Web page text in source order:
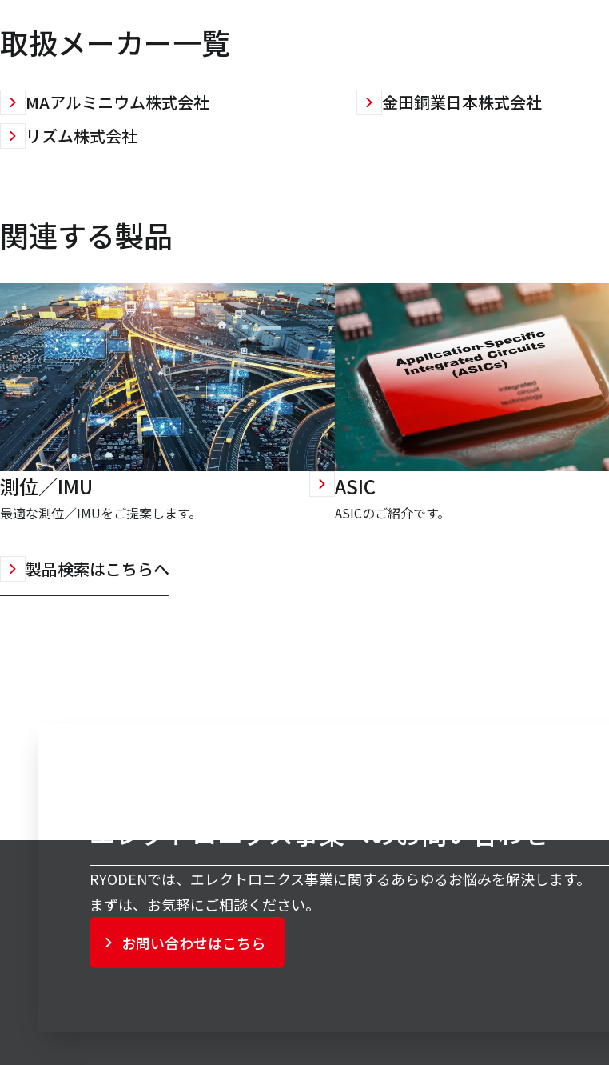
取扱メーカー一覧
MAアルミニウム株式会社 金田銅業日本株式会社
リズム株式会社
関連する製品
測位／IMU
最適な測位／IMUをご提案します。
ASIC
ASICのご紹介です。
製品検索はこちらへ
エレクトロニクス事業へのお問い合わせ
RYODENでは、エレクトロニクス事業に関するあらゆるお悩みを解決します。
まずは、お気軽にご相談ください。
お問い合わせはこちら